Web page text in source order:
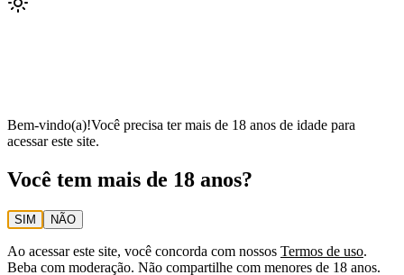
Bem-vindo(a)!Você precisa ter mais de 18 anos de idade para
acessar este site.
Você tem mais de 18 anos?
SIM NÃO
Ao acessar este site, você concorda com nossos Termos de uso.
Beba com moderação. Não compartilhe com menores de 18 anos.